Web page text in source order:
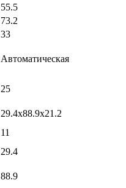
55.5
73.2
33
Автоматическая
25
29.4x88.9x21.2
11
29.4
88.9